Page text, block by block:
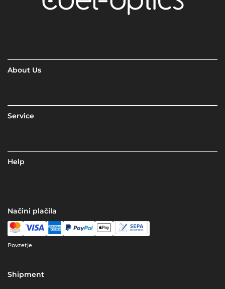
About Us
Service
Help
Načini plačila
Povzetje
Shipment